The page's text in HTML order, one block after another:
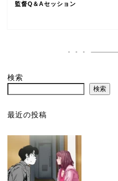
監督Q＆Aセッション
検索
検索
最近の投稿